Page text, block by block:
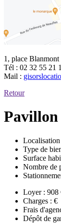
1, place
Tél : 02 32 55 21
Mail :
Retour
Pavillon
Localisation
Type de
Surface
Nombre de
Loyer : 908
Charges : €
Frais
Dépôt de